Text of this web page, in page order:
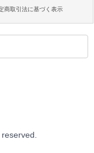
商取引法に基づく表示